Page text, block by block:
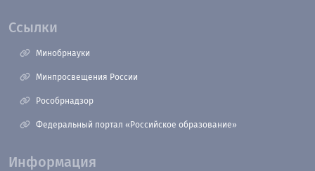
Ссылки
Минобрнауки
Минпросвещения России
Рособрнадзор
Федеральный портал «Российское образование»
Информация